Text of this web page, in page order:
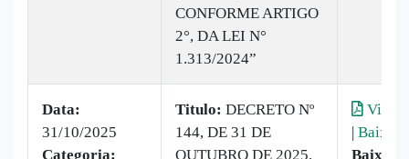
CONFORME ARTIGO
2°, DA LEI N°
1.313/2024”
Data:
31/10/2025
Categoria:
Titulo: DECRETO Nº
144, DE 31 DE
OUTUBRO DE 2025.
| Baixar